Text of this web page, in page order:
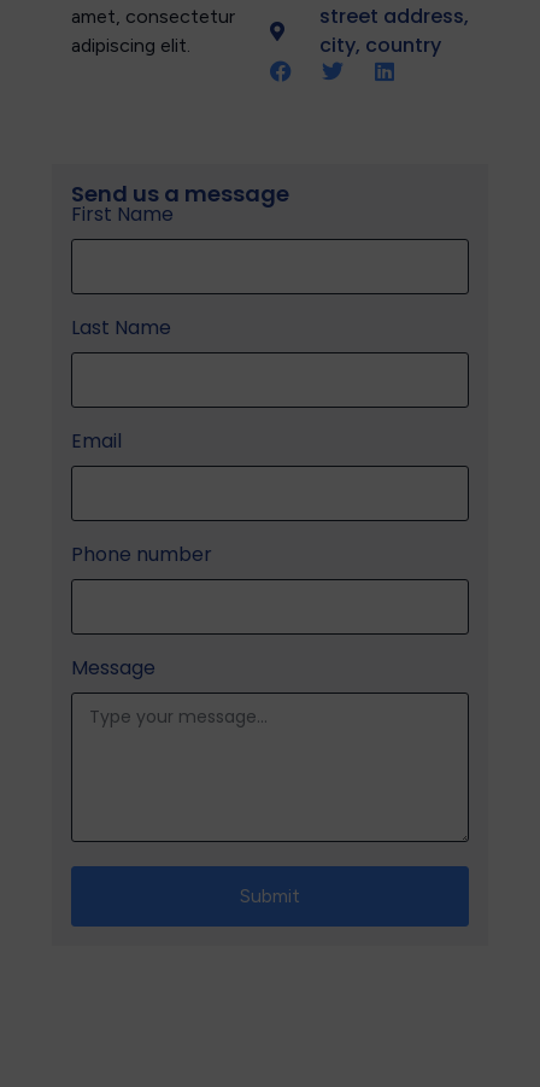
amet, consectetur
adipiscing elit.
street address,
city, country
Send us a message
First Name
Last Name
Email
Phone number
Message
Submit